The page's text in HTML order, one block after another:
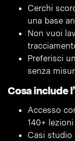
Cerchi
una base
Non vuoi
Preferisci
senza
Cosa include
Accesso
140+
Casi studio